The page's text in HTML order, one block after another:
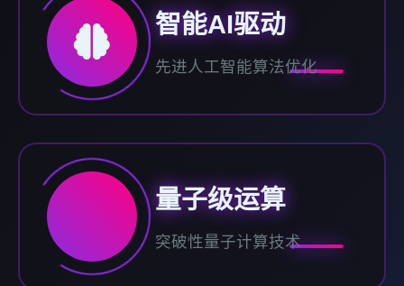
智能AI驱动
先进人工智能算法优化
量子级运算
突破性量子计算技术